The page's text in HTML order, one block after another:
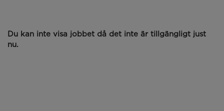
Du kan inte visa jobbet då det inte är tillgängligt just
nu.